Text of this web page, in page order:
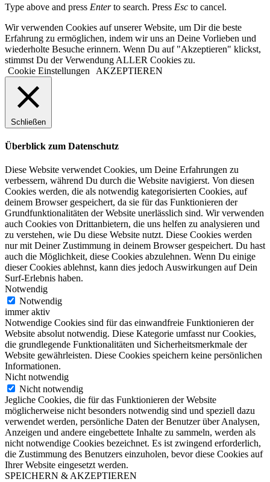
Type above and press Enterto search. Press Esc to cancel.
Wir verwenden Cookies auf unserer Website, um Dir die beste
Erfahrung zu ermöglichen, indem wir uns an Deine Vorlieben und
wiederholte Besuche erinnern. Wenn Du auf "Akzeptieren" klickst,
stimmst Du der Verwendung ALLER Cookies zu.
Cookie Einstellungen
AKZEPTIEREN
Schließen
Überblick zum Datenschutz
Diese Website verwendet Cookies, um Deine Erfahrungen zu
verbessern, während Du durch die Website navigierst. Von diesen
Cookies werden, die als notwendig kategorisierten Cookies, auf
deinem Browser gespeichert, da sie für das Funktionieren der
Grundfunktionalitäten der Website unerlässlich sind. Wir verwenden
auch Cookies von Drittanbietern, die uns helfen zu analysieren und
zu verstehen, wie Du diese Website nutzt. Diese Cookies werden
nur mit Deiner Zustimmung in deinem Browser gespeichert. Du hast
auch die Möglichkeit, diese Cookies abzulehnen. Wenn Du einige
dieser Cookies ablehnst, kann dies jedoch Auswirkungen auf Dein
Surf-Erlebnis haben.
Notwendig
Notwendig
immer aktiv
Notwendige Cookies sind für das einwandfreie Funktionieren der
Website absolut notwendig. Diese Kategorie umfasst nur Cookies,
die grundlegende Funktionalitäten und Sicherheitsmerkmale der
Website gewährleisten. Diese Cookies speichern keine persönlichen
Informationen.
Nicht notwendig
Nicht notwendig
Jegliche Cookies, die für das Funktionieren der Website
möglicherweise nicht besonders notwendig sind und speziell dazu
verwendet werden, persönliche Daten der Benutzer über Analysen,
Anzeigen und andere eingebettete Inhalte zu sammeln, werden als
nicht notwendige Cookies bezeichnet. Es ist zwingend erforderlich,
die Zustimmung des Benutzers einzuholen, bevor diese Cookies auf
Ihrer Website eingesetzt werden.
SPEICHERN & AKZEPTIEREN